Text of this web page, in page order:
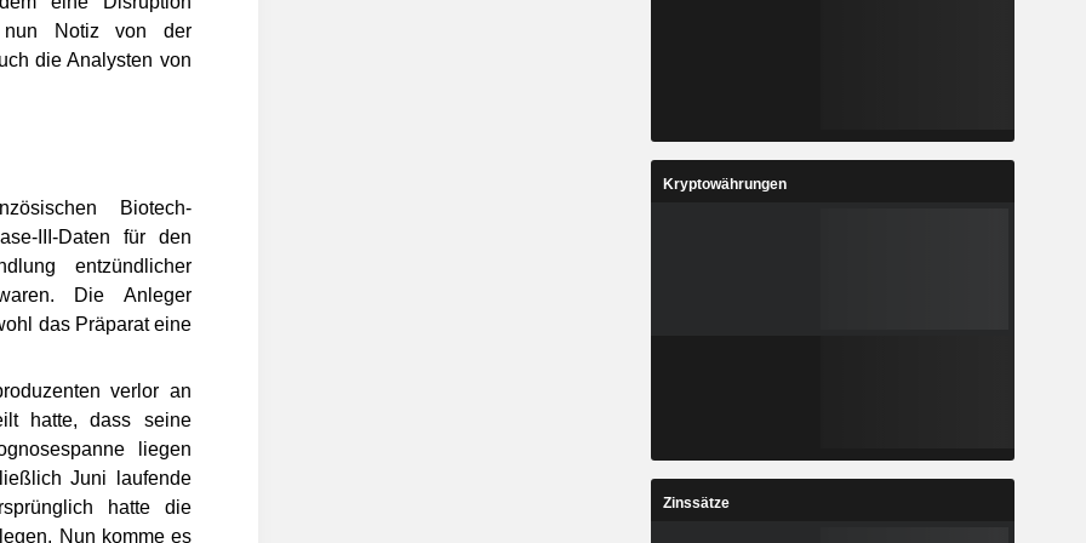
nun Notiz von der
die Analysten von
Biotech-
III-Daten für den
entzündlicher
Die Anleger
das Präparat eine
verlor an
hatte, dass seine
liegen
Juni laufende
hatte die
Nun komme es
Kryptowährungen
Zinssätze